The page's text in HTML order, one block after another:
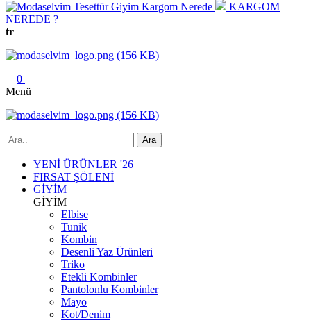
KARGOM
NEREDE ?
tr
0
Menü
YENİ ÜRÜNLER '26
FIRSAT ŞÖLENİ
GİYİM
GİYİM
Elbise
Tunik
Kombin
Desenli Yaz Ürünleri
Triko
Etekli Kombinler
Pantolonlu Kombinler
Mayo
Kot/Denim